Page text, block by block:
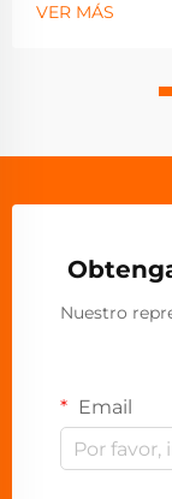
VER MÁS
Nuestro
Email